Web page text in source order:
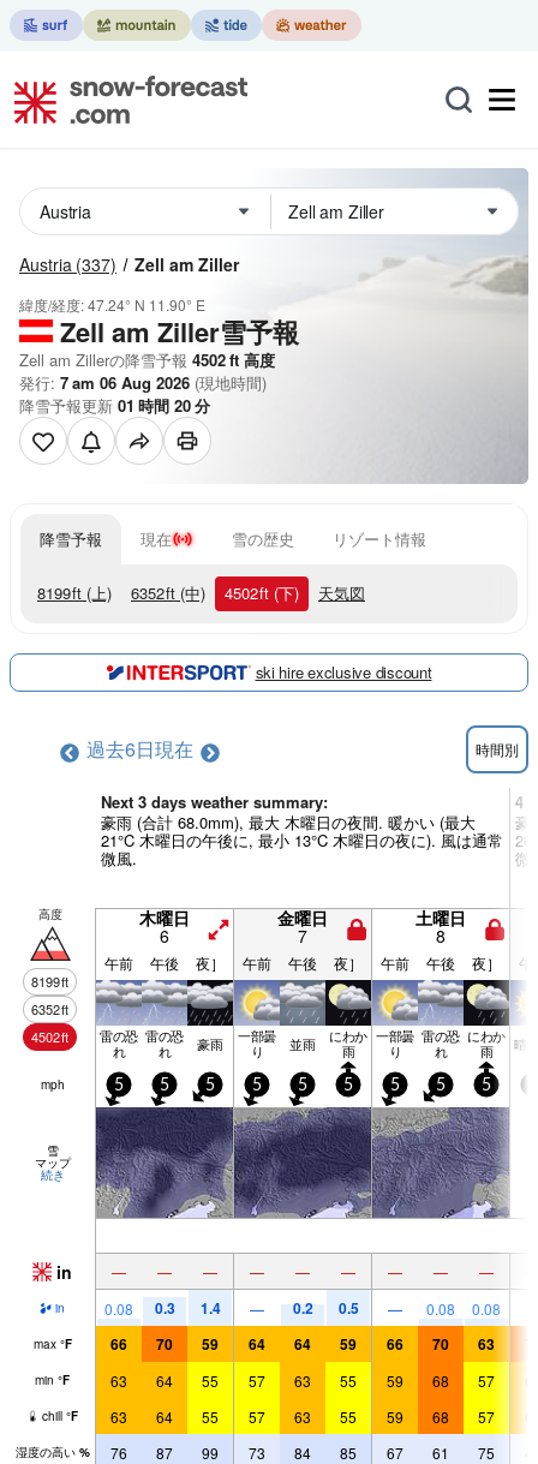
Austria (337) Zell am Ziller
緯度/経度:47.24° N 11.90° E
Zell am Ziller雪予報
Zell am Zillerの降雪予報 4502ft 高度
発行: 7 am 06 Aug 2026 (現地時間)
降雪予報更新 01 時間 20分
降雪予報 現在 雪の歴史 リゾート情報
8199ft (上) 6352ft (中) 4502ft (下) 天気図
ski hire exclusive discount
過去6日現在 時間別
Next 3 days weather summary:
豪雨 (合計 68.0mm), 最大 木曜日の夜間. 暖かい (最大
21°C 木曜日の午後に, 最小 13°C 木曜日の夜に). 風は通常
微風.
4 -
豪
微
高度
8199ft
6352ft
4502ft
木曜日
6
金曜日
7
土曜日
8
午前 午後 夜］ 午前 午後 夜］ 午前 午後 夜］ 午
雷の恐
れ
雷の恐
れ 豪雨 一部曇
り 並雨 にわか
雨
一部曇
り
雷の恐
れ
にわか
雨 晴
mph 5 5 5 5 5 5 5 5 5
雪
マップ
続き
in — — — — — — — — —
in 0.08 0.3 1.4 — 0.2 0.5 — 0.08 0.08
max °F 66 70 59 64 64 59 66 70 63
min °F 63 64 55 57 63 55 59 68 57
chill °F 63 64 55 57 63 55 59 68 57
湿度の高い % 76 87 99 73 84 85 67 61 75